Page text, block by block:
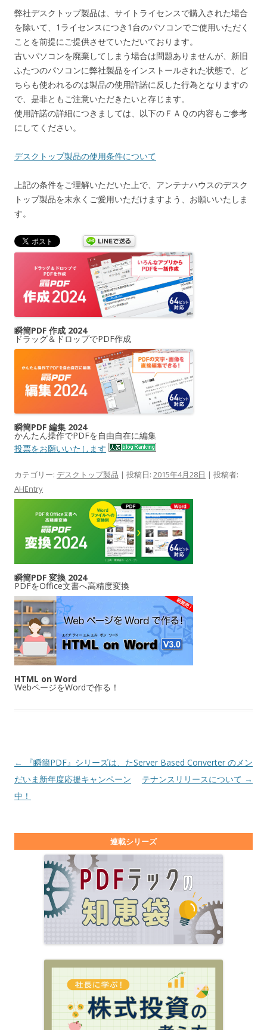
弊社デスクトップ製品は、サイトライセンスで購入された場合
を除いて、1ライセンスにつき1台のパソコンでご使用いただく
ことを前提にご提供させていただいております。
古いパソコンを廃棄してしまう場合は問題ありませんが、新旧
ふたつのパソコンに弊社製品をインストールされた状態で、ど
ちらも使われるのは製品の使用許諾に反した行為となりますの
で、是非ともご注意いただきたいと存じます。
使用許諾の詳細につきましては、以下のＦＡＱの内容もご参考
にしてください。
デスクトップ製品の使用条件について
上記の条件をご理解いただいた上で、アンテナハウスのデスク
トップ製品を末永くご愛用いただけますよう、お願いいたしま
す。
瞬簡PDF 作成 2024
ドラッグ＆ドロップでPDF作成
瞬簡PDF 編集 2024
かんたん操作でPDFを自由自在に編集
投票をお願いいたします
カテゴリー: デスクトップ製品 | 投稿日: 2015年4月28日 | 投稿者:
AHEntry
瞬簡PDF 変換 2024
PDFをOffice文書へ高精度変換
HTML on Word
WebページをWordで作る！
投稿ナビゲーション
←
『瞬簡PDF』シリーズは、た
だいま新年度応援キャンペーン
中！
Server Based Converter のメン
テナンスリリースについて →
連載シリーズ